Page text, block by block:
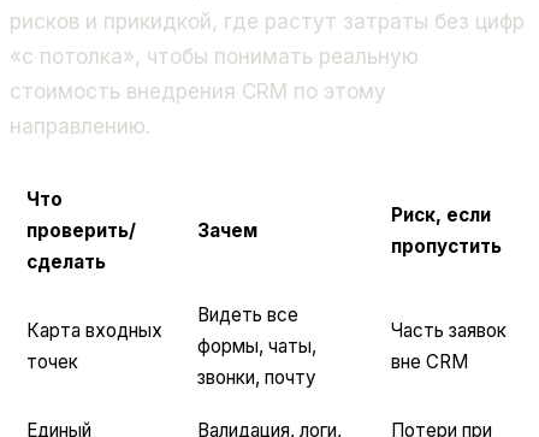
рисков и прикидкой, где растут затраты без цифр
«с потолка», чтобы понимать реальную
стоимость внедрения CRM по этому
направлению.
Что
проверить/
сделать
Зачем
Риск, если
пропустить
Карта входных
точек
Видеть все
формы, чаты,
звонки, почту
Часть заявок
вне CRM
Единый
Валидация, логи,
Потери при